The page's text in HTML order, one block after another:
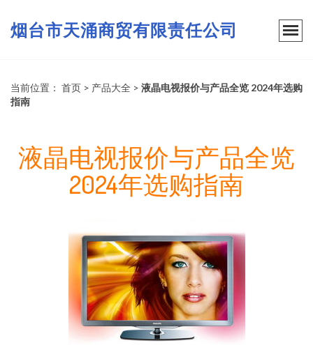
烟台市天涌商贸有限责任公司
当前位置： 首页 > 产品大全 > 液晶电视报价与产品全览 2024年选购
指南
液晶电视报价与产品全览
2024年选购指南